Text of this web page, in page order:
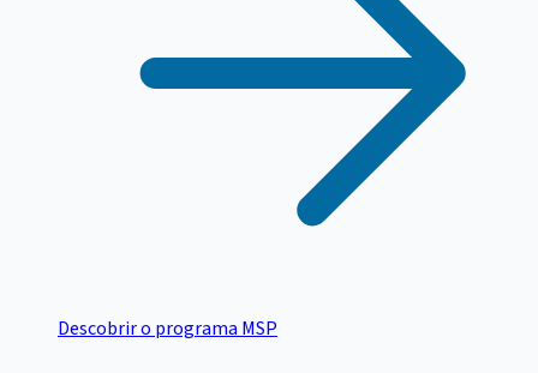
Descobrir o programa MSP